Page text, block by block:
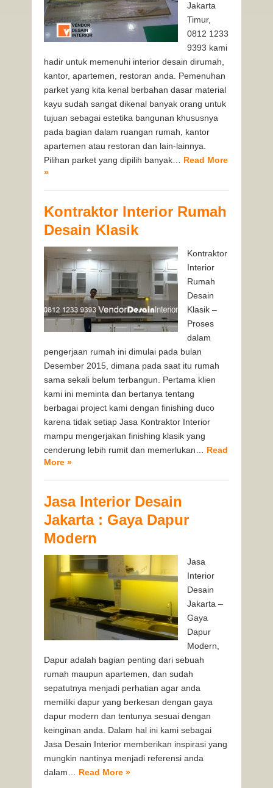
Jakarta
Timur,
0812 1233
9393 kami
hadir untuk memenuhi interior desain dirumah,
kantor, apartemen, restoran anda. Pemenuhan
parket yang kita kenal berbahan dasar material
kayu sudah sangat dikenal banyak orang untuk
tujuan sebagai estetika bangunan khususnya
pada bagian dalam ruangan rumah, kantor
apartemen atau restoran dan lain-lainnya.
Pilihan parket yang dipilih banyak… Read More
»
Kontraktor Interior Rumah
Desain Klasik
Kontraktor
Interior
Rumah
Desain
Klasik –
Proses
dalam
pengerjaan rumah ini dimulai pada bulan
Desember 2015, dimana pada saat itu rumah
sama sekali belum terbangun. Pertama klien
kami ini meminta dan bertanya tentang
berbagai project kami dengan finishing duco
karena tidak setiap Jasa Kontraktor Interior
mampu mengerjakan finishing klasik yang
cenderung lebih rumit dan memerlukan… Read
More »
Jasa Interior Desain
Jakarta : Gaya Dapur
Modern
Jasa
Interior
Desain
Jakarta –
Gaya
Dapur
Modern,
Dapur adalah bagian penting dari sebuah
rumah maupun apartemen, dan sudah
sepatutnya menjadi perhatian agar anda
memiliki dapur yang berkesan dengan gaya
dapur modern dan tentunya sesuai dengan
keinginan anda. Dalam hal ini kami sebagai
Jasa Desain Interior memberikan inspirasi yang
mungkin nantinya menjadi referensi anda
dalam… Read More »